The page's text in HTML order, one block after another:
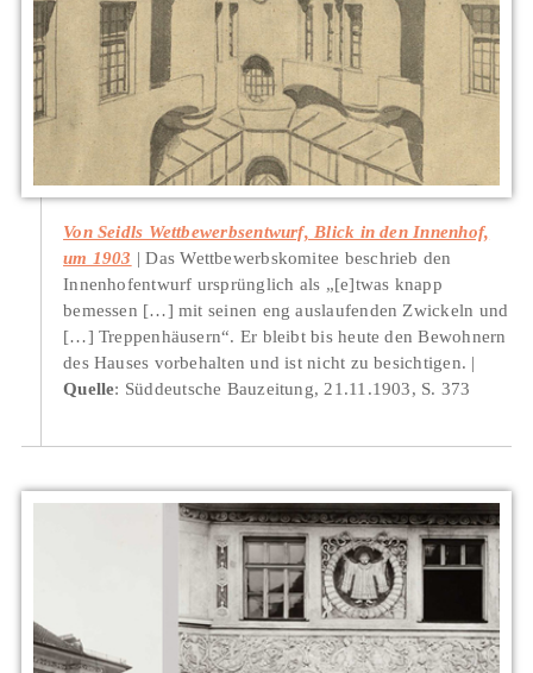
Von Seidls Wettbewerbsentwurf, Blick in den Innenhof,
um 1903
Das Wettbewerbskomitee beschrieb den
Innenhofentwurf ursprünglich als „[e]twas knapp
bemessen […] mit seinen eng auslaufenden Zwickeln und
[…] Treppenhäusern“. Er bleibt bis heute den Bewohnern
des Hauses vorbehalten und ist nicht zu besichtigen.
Quelle: Süddeutsche Bauzeitung, 21.11.1903, S. 373